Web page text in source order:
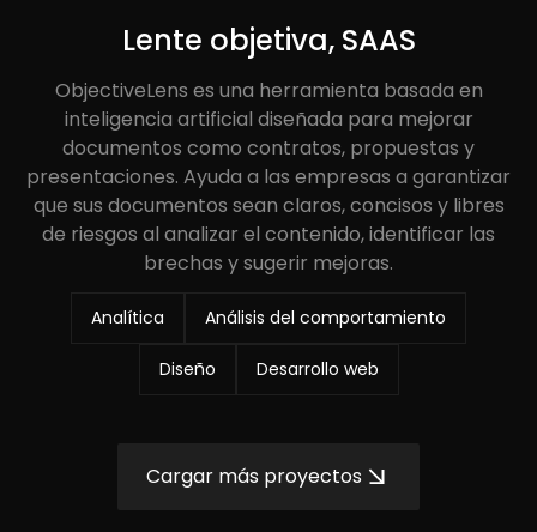
Lente objetiva, SAAS
ObjectiveLens es una herramienta basada en
inteligencia artificial diseñada para mejorar
documentos como contratos, propuestas y
presentaciones. Ayuda a las empresas a garantizar
que sus documentos sean claros, concisos y libres
de riesgos al analizar el contenido, identificar las
brechas y sugerir mejoras.
Analítica Análisis del comportamiento
Diseño Desarrollo web
Cargar más proyectos